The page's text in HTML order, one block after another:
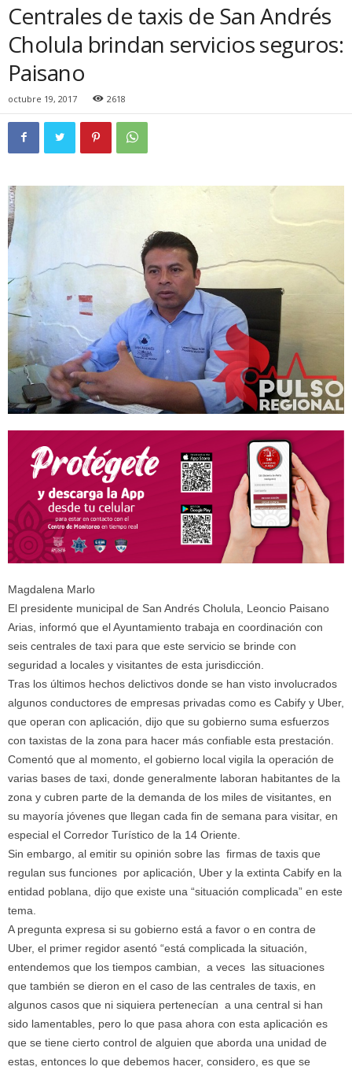
Centrales de taxis de San Andrés
Cholula brindan servicios seguros:
Paisano
octubre 19, 2017 2618
Magdalena Marlo
El presidente municipal de San Andrés Cholula, Leoncio Paisano
Arias, informó que el Ayuntamiento trabaja en coordinación con
seis centrales de taxi para que este servicio se brinde con
seguridad a locales y visitantes de esta jurisdicción.
Tras los últimos hechos delictivos donde se han visto involucrados
algunos conductores de empresas privadas como es Cabify y Uber,
que operan con aplicación, dijo que su gobierno suma esfuerzos
con taxistas de la zona para hacer más confiable esta prestación.
Comentó que al momento, el gobierno local vigila la operación de
varias bases de taxi, donde generalmente laboran habitantes de la
zona y cubren parte de la demanda de los miles de visitantes, en
su mayoría jóvenes que llegan cada fin de semana para visitar, en
especial el Corredor Turístico de la 14 Oriente.
Sin embargo, al emitir su opinión sobre las firmas de taxis que
regulan sus funciones por aplicación, Uber y la extinta Cabify en la
entidad poblana, dijo que existe una “situación complicada” en este
tema.
A pregunta expresa si su gobierno está a favor o en contra de
Uber, el primer regidor asentó “está complicada la situación,
entendemos que los tiempos cambian, a veces las situaciones
que también se dieron en el caso de las centrales de taxis, en
algunos casos que ni siquiera pertenecían a una central si han
sido lamentables, pero lo que pasa ahora con esta aplicación es
que se tiene cierto control de alguien que aborda una unidad de
estas, entonces lo que debemos hacer, considero, es que se